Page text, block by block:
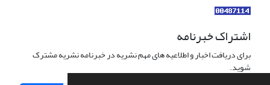
اشتراک خبرنامه
برای دریافت اخبار و اطلاعیه های مهم نشریه در خبرنامه نشریه مشترک
شوید.